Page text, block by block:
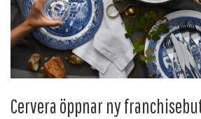
Cervera öppnar ny